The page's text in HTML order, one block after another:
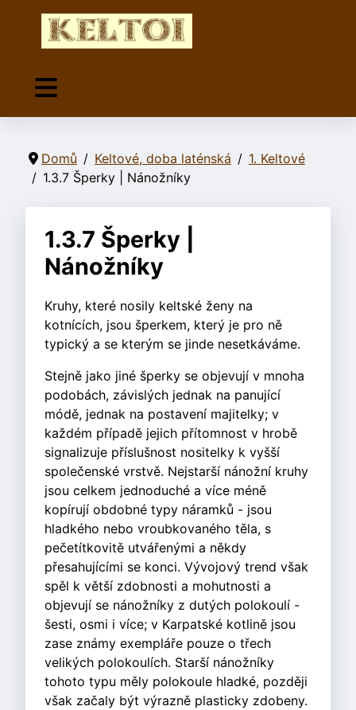
Domů Keltové, doba laténská
1. Keltové
1.3.7 Šperky | Nánožníky
1.3.7 Šperky |
Nánožníky
Kruhy, které nosily keltské ženy na
kotnících, jsou šperkem, který je pro ně
typický a se kterým se jinde nesetkáváme.
Stejně jako jiné šperky se objevují v mnoha
podobách, závislých jednak na panující
módě, jednak na postavení majitelky; v
každém případě jejich přítomnost v hrobě
signalizuje příslušnost nositelky k vyšší
společenské vrstvě. Nejstarší nánožní kruhy
jsou celkem jednoduché a více méně
kopírují obdobné typy náramků - jsou
hladkého nebo vroubkovaného těla, s
pečetítkovitě utvářenými a někdy
přesahujícími se konci. Vývojový trend však
spěl k větší zdobnosti a mohutnosti a
objevují se nánožníky z dutých polokoulí -
šesti, osmi i více; v Karpatské kotlině jsou
zase známy exempláře pouze o třech
velikých polokoulích. Starší nánožníky
tohoto typu měly polokoule hladké, později
však začaly být výrazně plasticky zdobeny.